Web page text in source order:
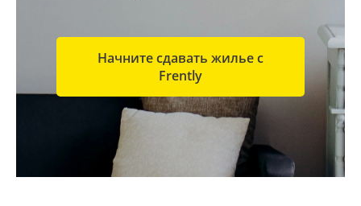
Начните сдавать жилье с
Frently